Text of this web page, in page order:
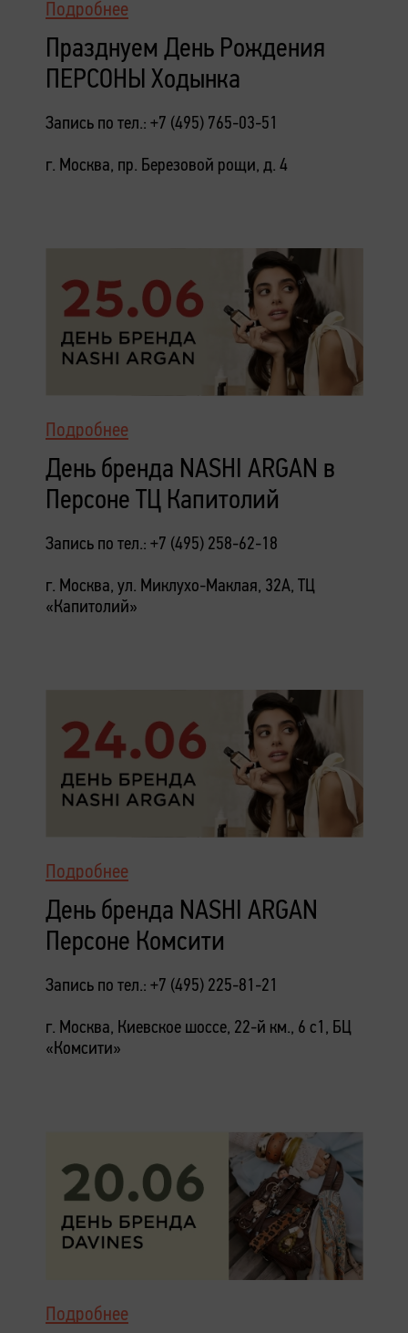
Подробнее
Празднуем День Рождения
ПЕРСОНЫ Ходынка
Запись по тел.: +7 (495) 765-03-51
г. Москва, пр. Березовой рощи, д. 4
Подробнее
День бренда NASHI ARGAN в
Персоне ТЦ Капитолий
Запись по тел.: +7 (495) 258-62-18
г. Москва, ул. Миклухо-Маклая, 32А, ТЦ
«Капитолий»
Подробнее
День бренда NASHI ARGAN
Персоне Комсити
Запись по тел.: +7 (495) 225-81-21
г. Москва, Киевское шоссе, 22-й км., 6 с1, БЦ
«Комсити»
Подробнее